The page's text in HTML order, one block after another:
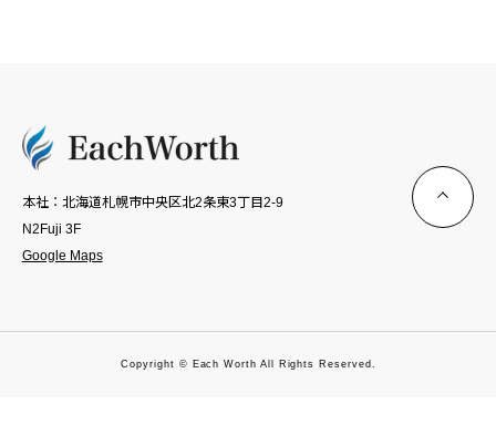
本社：北海道札幌市中央区北2条東3丁目2-9
N2Fuji 3F
Google Maps
Copyright © Each Worth All Rights Reserved.